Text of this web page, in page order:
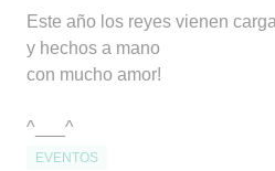
Este año los reyes vienen
y hechos a mano
con mucho amor!
^___^
EVENTOS